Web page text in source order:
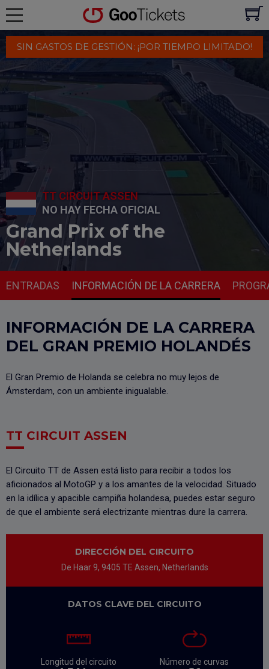
TT CIRCUIT ASSEN
NO HAY FECHA OFICIAL
Grand Prix of the
Netherlands
SIN GASTOS DE GESTIÓN: ¡POR TIEMPO LIMITADO!
ENTRADAS INFORMACIÓN DE LA CARRERA
INFORMACIÓN DE LA CARRERA
DEL GRAN PREMIO HOLANDÉS
El Gran Premio de Holanda se celebra no muy lejos de
Ámsterdam, con un ambiente inigualable.
TT CIRCUIT ASSEN
El Circuito TT de Assen está listo para recibir a todos los
aficionados al MotoGP y a los amantes de la velocidad. Situado
en la idílica y apacible campiña holandesa, puedes estar seguro
de que el ambiente será electrizante mientras dure la carrera.
DIRECCIÓN DEL CIRCUITO
De Haar 9, 9405 TE Assen, Netherlands
DATOS CLAVE DEL CIRCUITO
Longitud del circuito Número de curvas